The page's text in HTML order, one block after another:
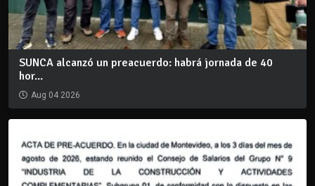
SUNCA alcanzó un preacuerdo: habrá jornada de 40
hor...
Aug 04 2026